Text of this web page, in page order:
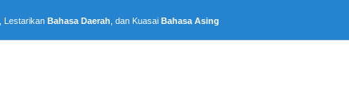
, Lestarikan Bahasa Daerah , dan Kuasai Bahasa Asing